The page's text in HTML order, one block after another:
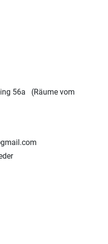
56a (Räume vom